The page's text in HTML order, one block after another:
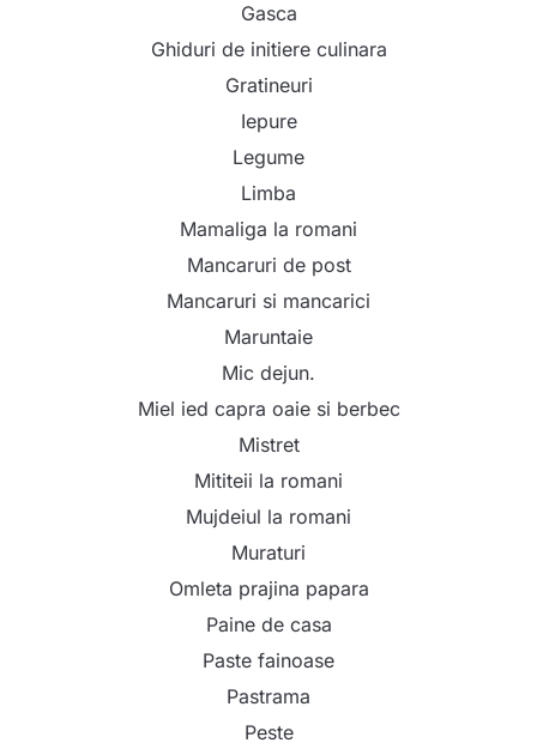
Gasca
Ghiduri de initiere culinara
Gratineuri
Iepure
Legume
Limba
Mamaliga la romani
Mancaruri de post
Mancaruri si mancarici
Maruntaie
Mic dejun.
Miel ied capra oaie si berbec
Mistret
Mititeii la romani
Mujdeiul la romani
Muraturi
Omleta prajina papara
Paine de casa
Paste fainoase
Pastrama
Peste